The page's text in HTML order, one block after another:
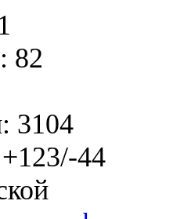
82
3104
44